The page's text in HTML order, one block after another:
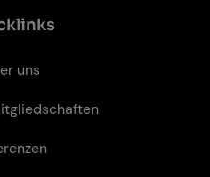
uns